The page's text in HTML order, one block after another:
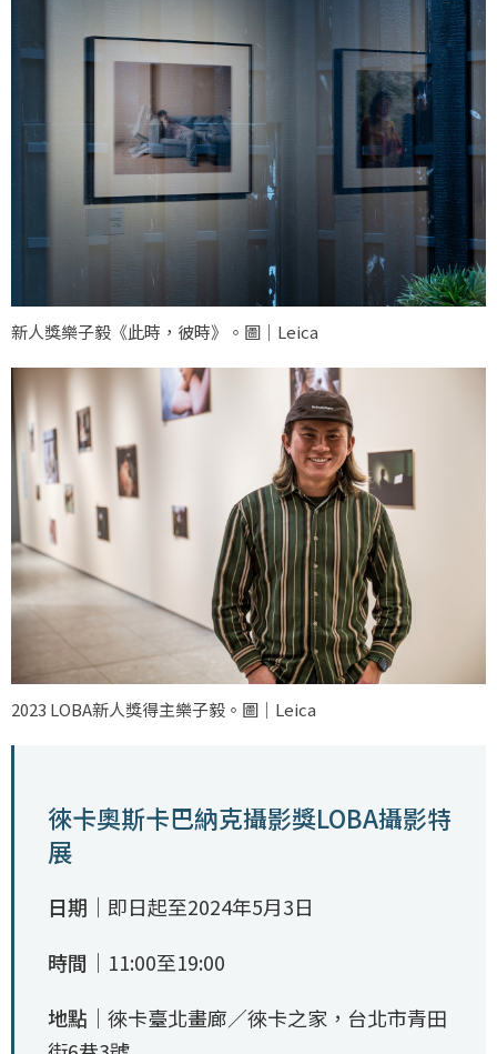
新人獎樂子毅《此時，彼時》。圖｜Leica
2023 LOBA新人獎得主樂子毅。圖｜Leica
徠卡奧斯卡巴納克攝影獎LOBA攝影特
展
日期｜ 即日起至2024年5月3日
時間｜ 11:00至19:00
地點｜ 徠卡臺北畫廊／徠卡之家，台北市青田